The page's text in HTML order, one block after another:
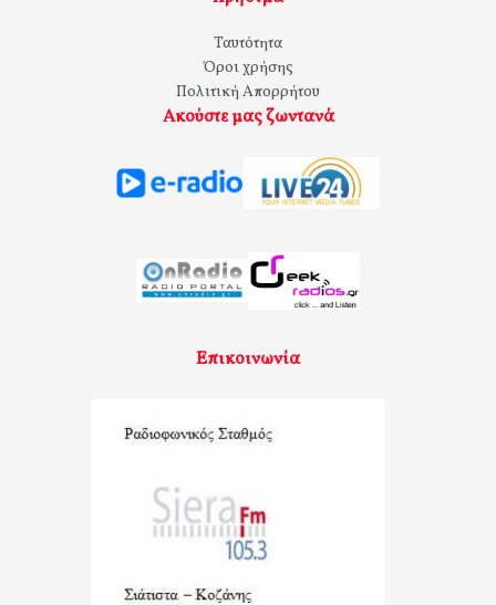
Ταυτότητα
Όροι χρήσης
Πολιτική Απορρήτου
Ακούστε μας ζωντανά
Επικοινωνία